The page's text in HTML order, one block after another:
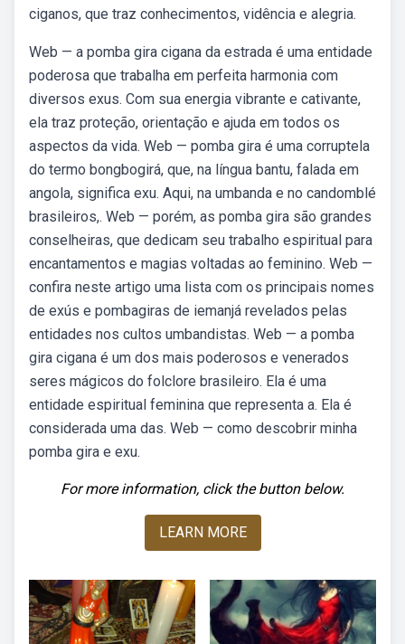
ciganos, que traz conhecimentos, vidência e alegria.
Web — a pomba gira cigana da estrada é uma entidade
poderosa que trabalha em perfeita harmonia com
diversos exus. Com sua energia vibrante e cativante,
ela traz proteção, orientação e ajuda em todos os
aspectos da vida. Web — pomba gira é uma corruptela
do termo bongbogirá, que, na língua bantu, falada em
angola, significa exu. Aqui, na umbanda e no candomblé
brasileiros,. Web — porém, as pomba gira são grandes
conselheiras, que dedicam seu trabalho espiritual para
encantamentos e magias voltadas ao feminino. Web —
confira neste artigo uma lista com os principais nomes
de exús e pombagiras de iemanjá revelados pelas
entidades nos cultos umbandistas. Web — a pomba
gira cigana é um dos mais poderosos e venerados
seres mágicos do folclore brasileiro. Ela é uma
entidade espiritual feminina que representa a. Ela é
considerada uma das. Web — como descobrir minha
pomba gira e exu.
For more information, click the button below.
LEARN MORE